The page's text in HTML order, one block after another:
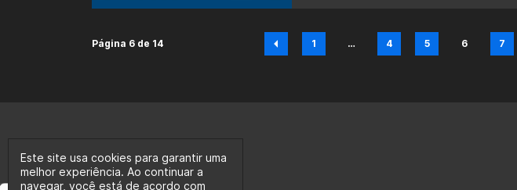
Página 6 de 14
Página
1
…
Página
4
Página
5
Página
6
7
Este site usa cookies para garantir uma
melhor experiência. Ao continuar a
navegar, você está de acordo com